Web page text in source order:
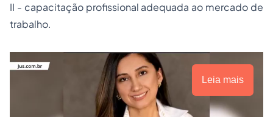
II - capacitação profissional adequada ao mercado de
trabalho.
Leia mais